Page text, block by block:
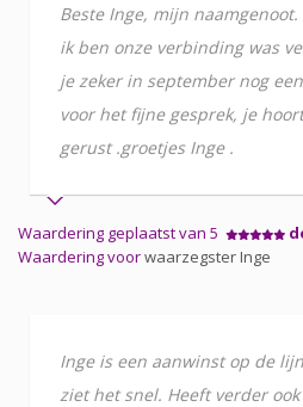
Beste Inge, mijn
ik ben onze verbinding was
je zeker in september nog
voor het fijne gesprek, je
gerust .groetjes Inge .
Waardering geplaatst van 5
Waardering voorwaarzegster Inge
Inge is een aanwinst op de
ziet het snel. Heeft verder